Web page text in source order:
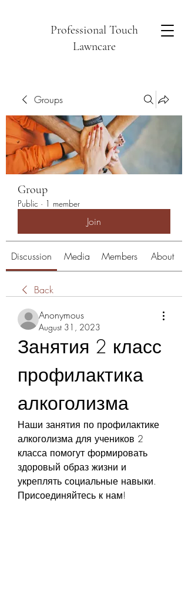
Professional Touch
Lawncare
Groups
Group
Public · 1 member
Join
Discussion Media Members About
Back
Anonymous
August 31, 2023
Занятия 2 класс
профилактика
алкоголизма
Наши занятия по профилактике
алкоголизма для учеников 2
класса помогут формировать
здоровый образ жизни и
укреплять социальные навыки.
Присоединяйтесь к нам!